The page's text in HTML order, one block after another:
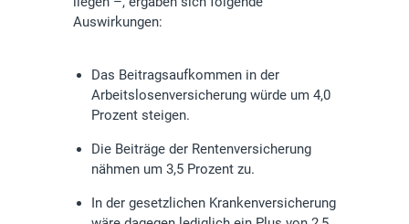
Auswirkungen:
Das Beitragsaufkommen in der
Arbeitslosenversicherung würde um 4,0
Prozent steigen.
Die Beiträge der Rentenversicherung
nähmen um 3,5 Prozent zu.
In der gesetzlichen Krankenversicherung